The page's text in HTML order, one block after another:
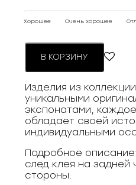
Хорошее Очень хорошее
В КОРЗИНУ
Изделия из
уникальными
экспонатами,
обладает своей
индивидуальными
Подробное
след клея на задней
стороны.